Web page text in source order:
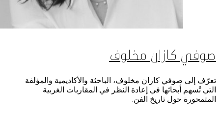
صوفي كازان مخلوف
تعرّف إلى صوفي كازان مخلوف، الباحثة والأكاديمية والمؤلفة
التي تُسهم أبحاثها في إعادة النظر في المقاربات الغربية
المتمحورة حول تاريخ الفن.